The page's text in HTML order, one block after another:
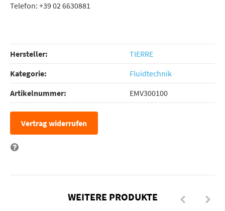
Telefon: +39 02 6630881
Hersteller:
TIERRE
Kategorie:
Fluidtechnik
Artikelnummer:
EMV300100
Vertrag widerrufen
WEITERE PRODUKTE